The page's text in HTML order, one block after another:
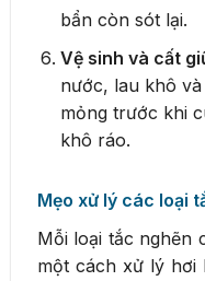
bẩn còn sót lại.
Vệ sinh và cất
nước, lau khô
mỏng trước khi
khô ráo.
Mẹo xử lý các loại
Mỗi loại tắc nghẽn
một cách xử lý hơi